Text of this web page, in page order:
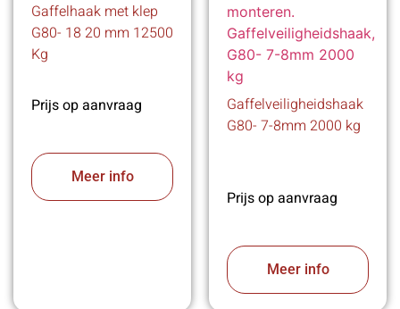
Gaffelhaak met klep
G80- 18 20 mm 12500
Kg
Prijs op aanvraag
Meer info
Gaffelveiligheidshaak
G80- 7-8mm 2000 kg
Prijs op aanvraag
Meer info